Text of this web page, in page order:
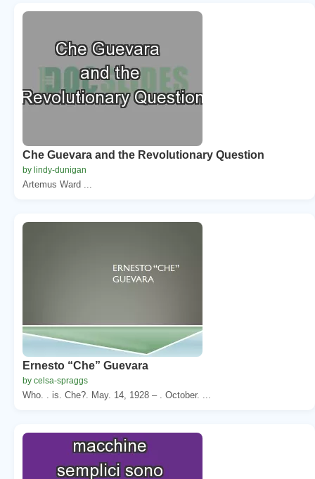
Che Guevara and the Revolutionary Question
by lindy-dunigan
Artemus Ward ...
Ernesto “Che” Guevara
by celsa-spraggs
Who. . is. Che?. May. 14, 1928 – . October. ...